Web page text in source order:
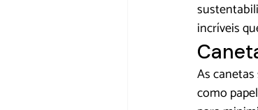
incríveis
As canetas
como